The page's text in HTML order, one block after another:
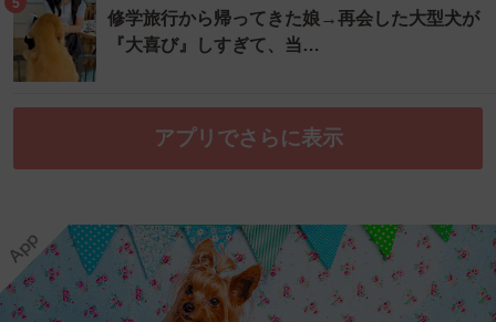
5
修学旅行から帰ってきた娘→再会した大型犬が
『大喜び』しすぎて、当…
アプリでさらに表示